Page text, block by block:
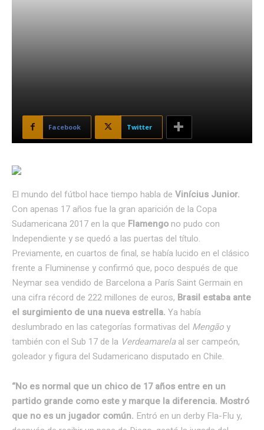
Facebook Twitter
El mundo del fútbol hace tiempo habla de Vinícius Junior.
Con apenas 17 años fue la gran aparición de la Copa
Sudamericana 2017 en la que Flamengo no pudo con
Independiente y se quedó a las puertas del título.
Previamente, en cuartos de final, se había lucido en el clásico
frente a Fluminense y confirmó que, poco después de que
Neymar sea vendido de Barcelona a París Saint Germain en
una cifra récord de 222 millones de euros, Brasil estaba ante
el surgimiento de una nueva estrella. Ya había
deslumbrado en las categorías formativas del Mengãoy
también con el Sub 17 de la Verdeamarelaal ser campeón,
goleador y figura del Sudamericano disputado en Chile.
“No es normal que un chico de 17 años entre en un
partido grande como este y marque la diferencia. Mostró
que no es un jugador común. Entró en un derby Fla-Flu y,